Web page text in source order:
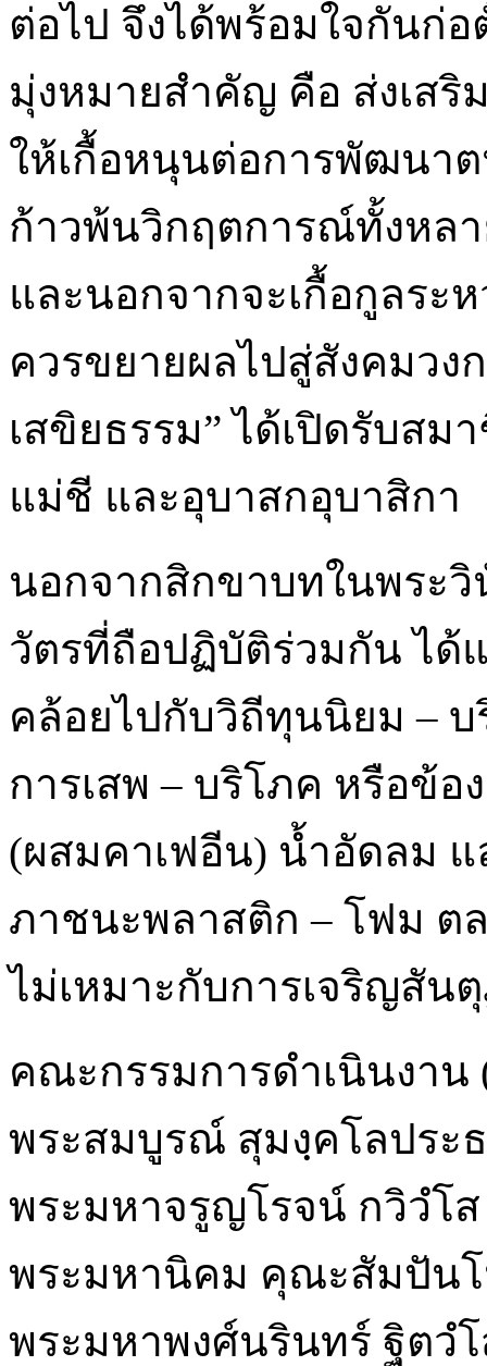
ต่อไป จึงได้พร้อมใจกันก่
มุ่งหมายสำคัญ คือ ส่งเส
ให้เกื้อหนุนต่อการพัฒนาต
ก้าวพ้นวิกฤตการณ์ทั้งหล
และนอกจากจะเกื้อกูลระ
ควรขยายผลไปสู่สังคมวง
เสขิยธรรม” ได้เปิดรับส
แม่ชี และอุบาสกอุบาสิกา
นอกจากสิกขาบทในพระ
วัตรที่ถือปฏิบัติร่วมกัน ได้
คล้อยไปกับวิถีทุนนิยม –
การเสพ – บริโภค หรือข้อ
(ผสมคาเฟอีน) น้ำอัดลม แ
ภาชนะพลาสติก – โฟม ต
ไม่เหมาะกับการเจริญสั
คณะกรรมการดำเนินงา
พระสมบูรณ์ สุมงฺคโลประ
พระมหาจรูญโรจน์ กวิวํโ
พระมหานิคม คุณะสัมปันโ
พระมหาพงศ์นรินทร์ ฐิตวํ